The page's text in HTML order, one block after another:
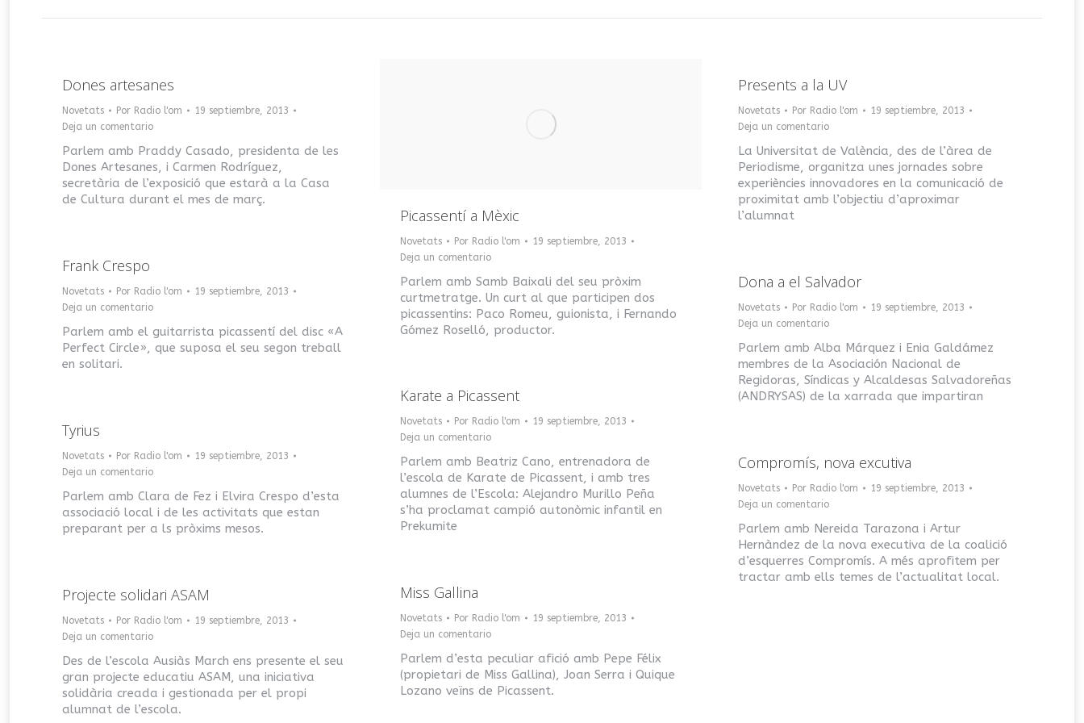
Dones artesanes
Novetats Por Radio l'om
19 septiembre, 2013
Deja un comentario
Parlem amb Praddy Casado, presidenta de les
Dones Artesanes, i Carmen Rodríguez,
secretària de l’exposició que estarà a la Casa
de Cultura durant el mes de març.
Picassentí a Mèxic
Novetats Por Radio l'om
19 septiembre, 2013
Deja un comentario
Parlem amb Samb Baixali del seu pròxim
curtmetratge. Un curt al que participen dos
picassentins: Paco Romeu, guionista, i Fernando
Gómez Roselló, productor.
Presents a la UV
Novetats Por Radio l'om
19 septiembre, 2013
Deja un comentario
La Universitat de València, des de l’àrea de
Periodisme, organitza unes jornades sobre
experiències innovadores en la comunicació de
proximitat amb l’objectiu d’aproximar
l’alumnat
Frank Crespo
Novetats Por Radio l'om
19 septiembre, 2013
Deja un comentario
Parlem amb el guitarrista picassentí del disc «A
Perfect Circle», que suposa el seu segon treball
en solitari.
Dona a el Salvador
Novetats Por Radio l'om
19 septiembre, 2013
Deja un comentario
Parlem amb Alba Márquez i Enia Galdámez
membres de la Asociación Nacional de
Regidoras, Síndicas y Alcaldesas Salvadoreñas
(ANDRYSAS) de la xarrada que impartiran
Karate a Picassent
Novetats Por Radio l'om
19 septiembre, 2013
Deja un comentario
Parlem amb Beatriz Cano, entrenadora de
l’escola de Karate de Picassent, i amb tres
alumnes de l’Escola: Alejandro Murillo Peña
s’ha proclamat campió autonòmic infantil en
Prekumite
Tyrius
Novetats Por Radio l'om
19 septiembre, 2013
Deja un comentario
Parlem amb Clara de Fez i Elvira Crespo d’esta
associació local i de les activitats que estan
preparant per a ls pròxims mesos.
Compromís, nova excutiva
Novetats Por Radio l'om
19 septiembre, 2013
Deja un comentario
Parlem amb Nereida Tarazona i Artur
Hernàndez de la nova executiva de la coalició
d’esquerres Compromís. A més aprofitem per
tractar amb ells temes de l’actualitat local.
Miss Gallina
Novetats Por Radio l'om
19 septiembre, 2013
Deja un comentario
Parlem d’esta peculiar afició amb Pepe Félix
(propietari de Miss Gallina), Joan Serra i Quique
Lozano veïns de Picassent.
Projecte solidari ASAM
Novetats Por Radio l'om
19 septiembre, 2013
Deja un comentario
Des de l’escola Ausiàs March ens presente el seu
gran projecte educatiu ASAM, una iniciativa
solidària creada i gestionada per el propi
alumnat de l’escola.